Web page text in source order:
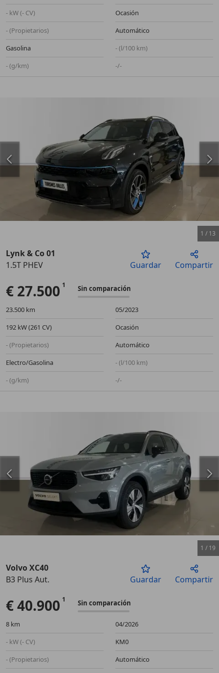
- kW (- CV)
Ocasión
- (Propietarios)
Automático
Gasolina
- (l/100 km)
- (g/km)
-/-
Anterior
1 / 13
Lynk & Co 01
1.5T PHEV
Guardar Compartir
€ 27.500 Sin comparación
23.500 km
05/2023
192 kW (261 CV)
Ocasión
- (Propietarios)
Automático
Electro/Gasolina
- (l/100 km)
- (g/km)
-/-
Anterior
1 / 19
Volvo XC40
B3 Plus Aut.
Guardar Compartir
€ 40.900 Sin comparación
8 km
04/2026
- kW (- CV)
KM0
- (Propietarios)
Automático